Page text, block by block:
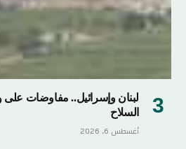
لبنان وإسرائيل.. مفاوضات على
السلاح
أغسطس 6, 2026